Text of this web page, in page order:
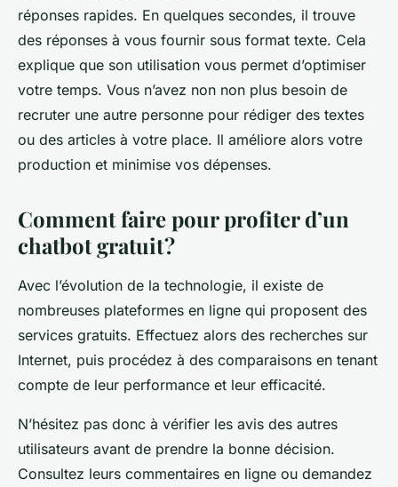
réponses rapides. En quelques secondes, il trouve
des réponses à vous fournir sous format texte. Cela
explique que son utilisation vous permet d’optimiser
votre temps. Vous n’avez non non plus besoin de
recruter une autre personne pour rédiger des textes
ou des articles à votre place. Il améliore alors votre
production et minimise vos dépenses.
Comment faire pour profiter d’un
chatbot gratuit ?
Avec l’évolution de la technologie, il existe de
nombreuses plateformes en ligne qui proposent des
services gratuits. Effectuez alors des recherches sur
Internet, puis procédez à des comparaisons en tenant
compte de leur performance et leur efficacité.
N’hésitez pas donc à vérifier les avis des autres
utilisateurs avant de prendre la bonne décision.
Consultez leurs commentaires en ligne ou demandez